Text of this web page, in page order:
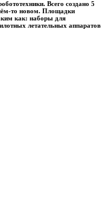
Всего создано 5
то новом. Площадки
как: наборы для
летательных аппаратов